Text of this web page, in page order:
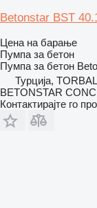
Betonstar BST
Цена на барање
Пумпа за бетон
Пумпа за бетон
Турција,
BETONSTAR
Контактирајте го